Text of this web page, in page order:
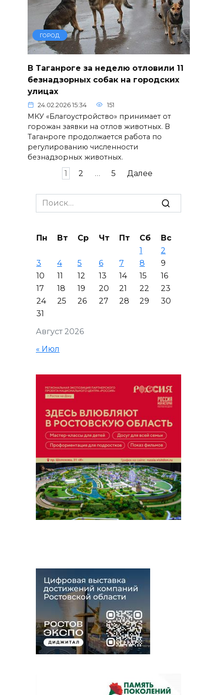
ГОРОД
В Таганроге за неделю отловили 11
безнадзорных собак на городских
улицах
24.02.2026 15:34 151
МКУ «Благоустройство» принимает от
горожан заявки на отлов животных. В
Таганроге продолжается работа по
регулированию численности
безнадзорных животных.
1 2 … 5 Далее
Search
for:
Август 2026
Пн Вт Ср Чт Пт Сб
Вс
1
2
3
4 5 6 7 8
9
10
11 12 13 14 15
16
17
18 19 20 21 22
23
24
25 26 27 28 29
30
31
« Июл